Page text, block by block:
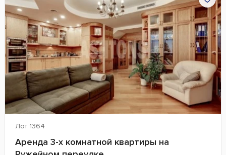
Лот 1364
Аренда 3-х комнатной квартиры на